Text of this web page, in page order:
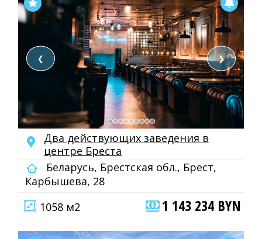
❮ ❯
Два действующих заведения в
центре Бреста
Беларусь, Брестская обл., Брест,
Карбышева, 28
1058 м2
1 143 234 BYN